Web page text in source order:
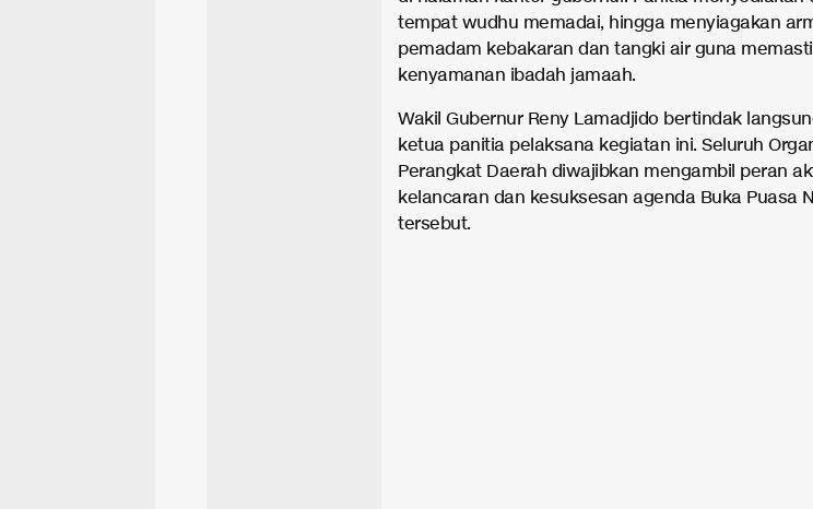
tempat wudhu memadai, hingga menyiagakan
pemadam kebakaran dan tangki air guna
kenyamanan ibadah jamaah.
Wakil Gubernur Reny Lamadjido bertindak
ketua panitia pelaksana kegiatan ini. Seluruh
Perangkat Daerah diwajibkan mengambil peran
kelancaran dan kesuksesan agenda Buka Puasa
tersebut.